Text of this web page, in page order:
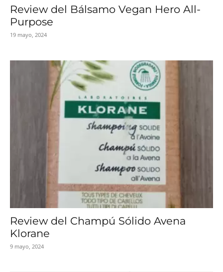
Review del Bálsamo Vegan Hero All-
Purpose
19 mayo, 2024
Review del Champú Sólido Avena
Klorane
9 mayo, 2024